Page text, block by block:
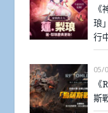
琅
行
05/
斯